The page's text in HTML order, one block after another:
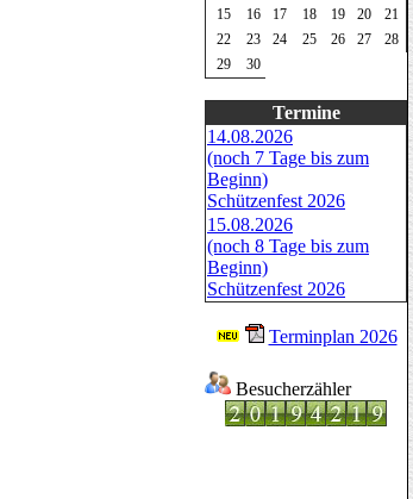
15
16 17 18 19 20
21
22
23 24 25 26 27
28
29
30
Termine
14.08.2026
(noch 7 Tage bis zum
Beginn)
Schützenfest 2026
15.08.2026
(noch 8 Tage bis zum
Beginn)
Schützenfest 2026
Terminplan 2026
Besucherzähler